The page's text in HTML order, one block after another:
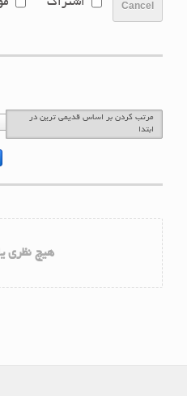
Cancel
مرتب کردن بر اساس قدیمی ترین در
هیچ نظری